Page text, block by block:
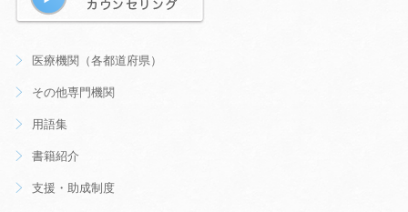
医療機関（各都道府県）
その他専門機関
用語集
書籍紹介
支援・助成制度